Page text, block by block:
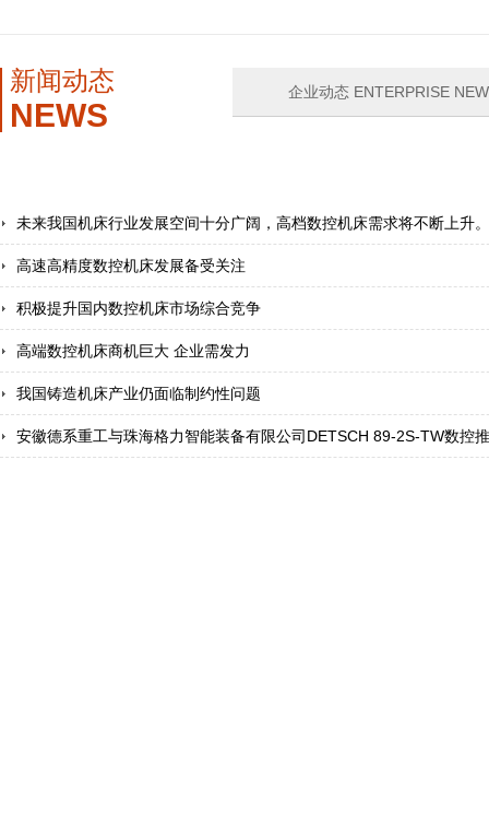
新闻动态
NEWS
企业动态 ENTERPRISE
未来我国机床行业发展空间十分广阔，高档数控机床需求将不断上升。
高速高精度数控机床发展备受关注
积极提升国内数控机床市场综合竞争
高端数控机床商机巨大 企业需发力
我国铸造机床产业仍面临制约性问题
安徽德系重工与珠海格力智能装备有限公司DETSCH 89-2S-TW数控